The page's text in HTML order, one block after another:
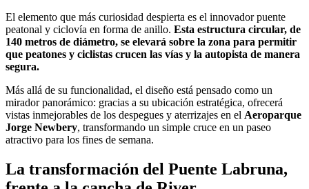
El elemento que más curiosidad despierta es el innovador puente
peatonal y ciclovía en forma de anillo. Esta estructura circular, de
140 metros de diámetro, se elevará sobre la zona para permitir
que peatones y ciclistas crucen las vías y la autopista de manera
segura.
Más allá de su funcionalidad, el diseño está pensado como un
mirador panorámico: gracias a su ubicación estratégica, ofrecerá
vistas inmejorables de los despegues y aterrizajes en el Aeroparque
Jorge Newbery, transformando un simple cruce en un paseo
atractivo para los fines de semana.
La transformación del Puente Labruna,